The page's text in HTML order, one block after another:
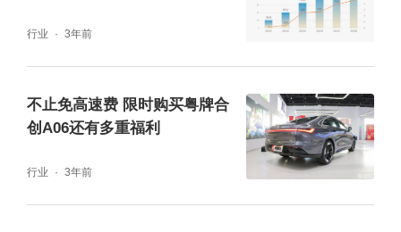
行业 3年前
不止免高速费 限时购买粤牌合
创A06还有多重福利
行业 3年前